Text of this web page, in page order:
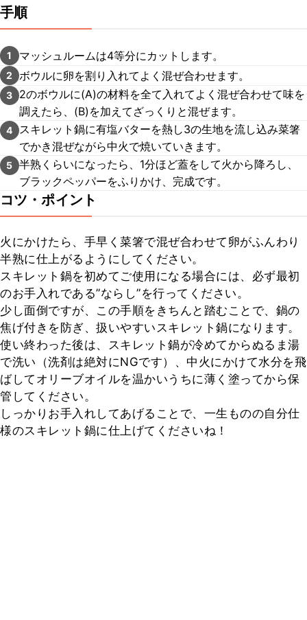
手順
1 マッシュルームは4等分にカットします。
2 ボウルに卵を割り入れてよく混ぜ合わせます。
3
2のボウルに(A)の材料を全て入れてよく混ぜ合わせて味を
調えたら、(B)を加えてざっくりと混ぜます。
4
スキレット鍋に有塩バターを熱し3の生地を流し込み菜箸
でかき混ぜながら中火で焼いていきます。
5 半熟くらいになったら、1分ほど蓋をして火から降ろし、
ブラックペッパーをふりかけ、完成です。
コツ・ポイント
火にかけたら、手早く菜箸で混ぜ合わせて卵がふんわり
半熟に仕上がるようにしてください。
スキレット鍋を初めてご使用になる場合には、必ず最初
のお手入れである”ならし”を行ってください。
少し面倒ですが、この手順をきちんと踏むことで、鍋の
焦げ付きを防ぎ、扱いやすいスキレット鍋になります。
使い終わった後は、スキレット鍋が冷めてからぬるま湯
で洗い（洗剤は絶対にNGです）、中火にかけて水分を飛
ばしてオリーブオイルを温かいうちに薄く塗ってから保
管してください。
しっかりお手入れしてあげることで、一生ものの自分仕
様のスキレット鍋に仕上げてくださいね！